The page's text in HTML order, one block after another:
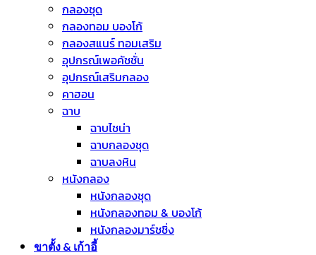
กลองชุด
กลองทอม บองโก้
กลองสแนร์ ทอมเสริม
อุปกรณ์เพอคัชชั่น
อุปกรณ์เสริมกลอง
คาฮอน
ฉาบ
ฉาบไชน่า
ฉาบกลองชุด
ฉาบลงหิน
หนังกลอง
หนังกลองชุด
หนังกลองทอม & บองโก้
หนังกลองมาร์ชชิ่ง
ขาตั้ง & เก้าอี้